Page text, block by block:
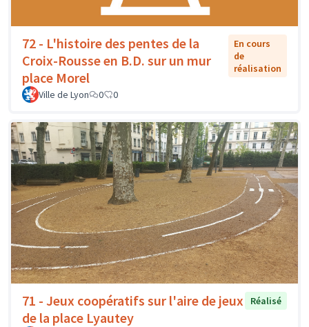
72 - L'histoire des pentes de la
Croix-Rousse en B.D. sur un mur
place Morel
En cours
de
réalisation
Ville de Lyon 0 0
71 - Jeux coopératifs sur l'aire de jeux
de la place Lyautey
Réalisé